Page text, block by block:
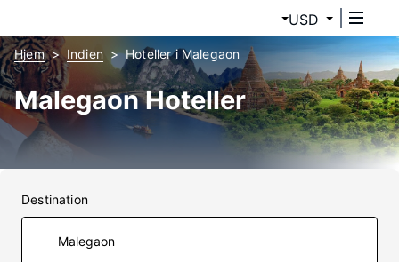
USD
Hjem Indien Hoteller i Malegaon
Malegaon Hoteller
Destination